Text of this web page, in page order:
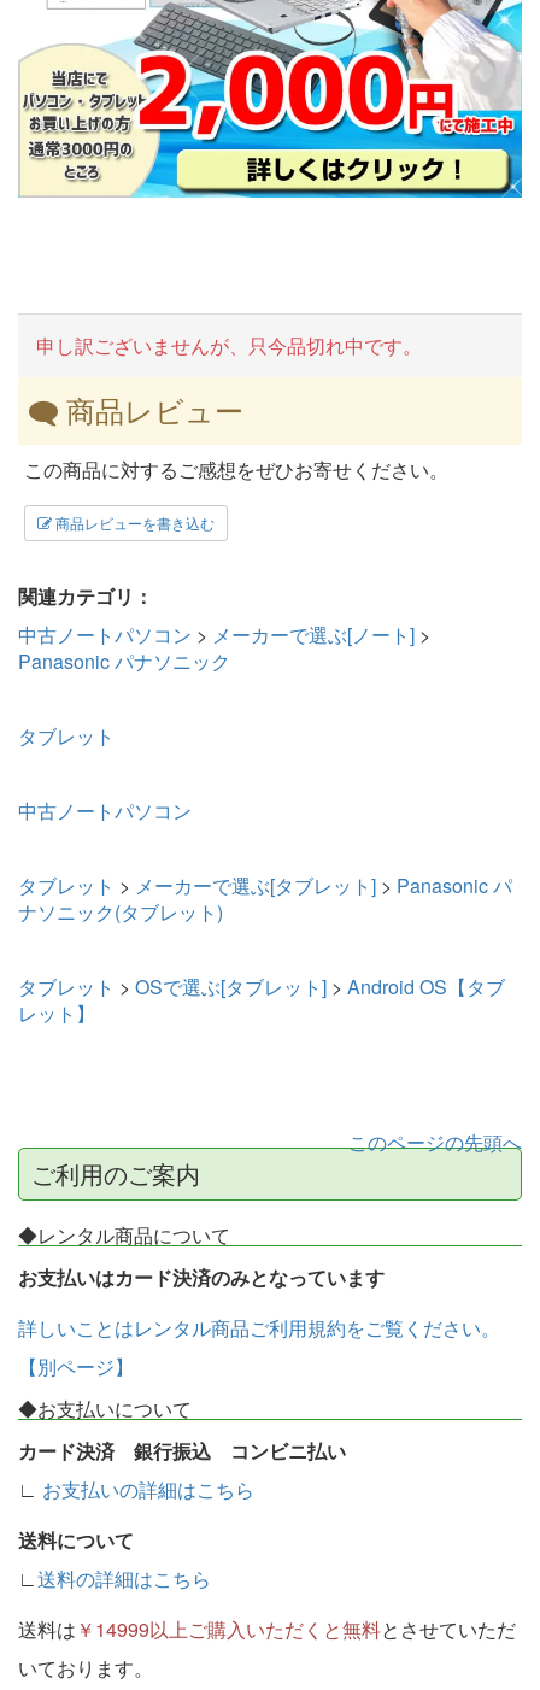
申し訳ございませんが、只今品切れ中です。
商品レビュー
この商品に対するご感想をぜひお寄せください。
商品レビューを書き込む
関連カテゴリ：
中古ノートパソコン > メーカーで選ぶ[ノート] >
Panasonic パナソニック
タブレット
中古ノートパソコン
タブレット > メーカーで選ぶ[タブレット] > Panasonic パ
ナソニック(タブレット)
タブレット > OSで選ぶ[タブレット] > Android OS【タブ
レット】
このページの先頭へ
ご利用のご案内
◆レンタル商品について
お支払いはカード決済のみとなっています
詳しいことはレンタル商品ご利用規約をご覧ください。
【別ページ】
◆お支払いについて
カード決済 銀行振込 コンビニ払い
∟ お支払いの詳細はこちら
送料について
∟送料の詳細はこちら
送料は ￥14999以上ご購入いただくと無料とさせていただ
いております。